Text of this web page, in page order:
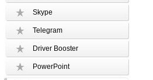
Skype
Telegram
Driver Booster
PowerPoint